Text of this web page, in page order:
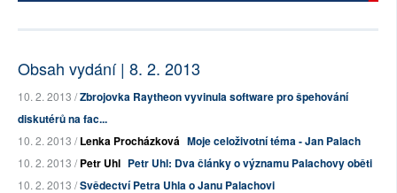
Obsah vydání | 8. 2. 2013
10. 2. 2013 /Zbrojovka Raytheon vyvinula software pro špehování
diskutérů na fac...
10. 2. 2013 /Lenka Procházková Moje celoživotní téma - Jan Palach
10. 2. 2013 /Petr Uhl Petr Uhl: Dva články o významu Palachovy oběti
10. 2. 2013 /Svědectví Petra Uhla o Janu Palachovi